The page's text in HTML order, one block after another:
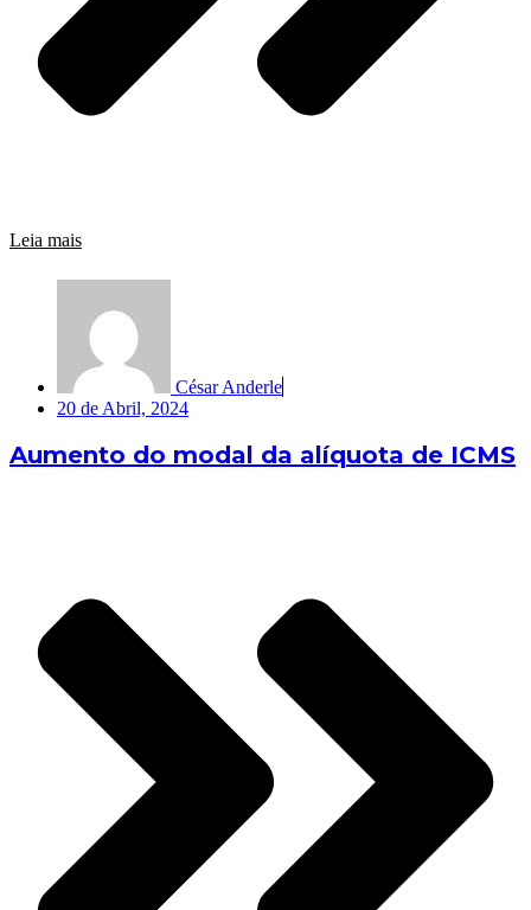
Leia mais
César Anderle
20 de Abril, 2024
Aumento do modal da alíquota de ICMS